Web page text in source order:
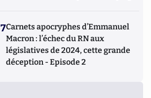
7Carnets apocryphes d’Emmanuel
Macron : l’échec du RN aux
législatives de 2024, cette grande
déception - Episode 2